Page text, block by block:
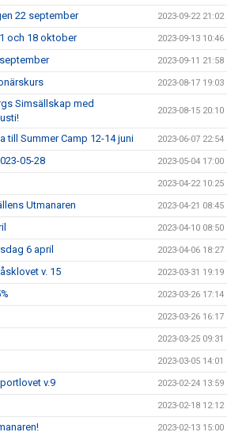
22 september 2023-09-22 21:02
och 18 oktober 2023-09-13 10:46
2023-09-11 21:58
2023-08-17 19:03
Simsällskap med
2023-08-15 20:10
till Summer Camp 12-14 juni 2023-06-07 22:54
05-28 2023-05-04 17:00
2023-04-22 10:25
Utmanaren 2023-04-21 08:45
2023-04-10 08:50
6 april 2023-04-06 18:27
v. 15 2023-03-31 19:19
2023-03-26 17:14
2023-03-26 16:17
2023-03-25 09:31
2023-03-05 14:01
v.9 2023-02-24 13:59
2023-02-18 12:12
2023-02-13 15:00